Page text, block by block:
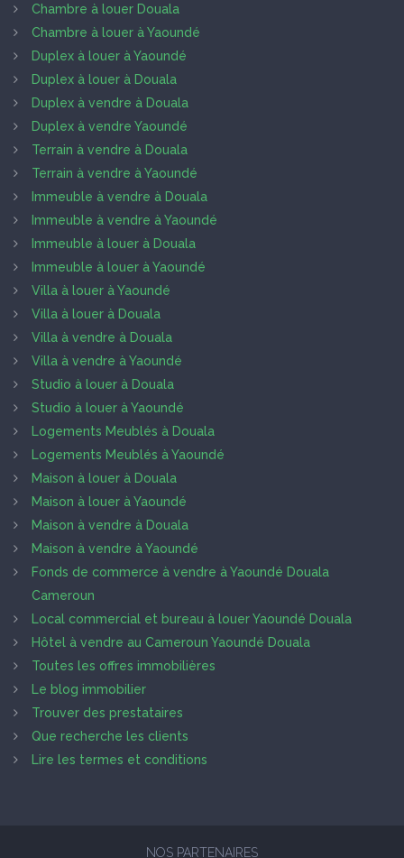
Chambre à louer Douala
Chambre à louer à Yaoundé
Duplex à louer à Yaoundé
Duplex à louer à Douala
Duplex à vendre à Douala
Duplex à vendre Yaoundé
Terrain à vendre à Douala
Terrain à vendre à Yaoundé
Immeuble à vendre à Douala
Immeuble à vendre à Yaoundé
Immeuble à louer à Douala
Immeuble à louer à Yaoundé
Villa à louer à Yaoundé
Villa à louer à Douala
Villa à vendre à Douala
Villa à vendre à Yaoundé
Studio à louer à Douala
Studio à louer à Yaoundé
Logements Meublés à Douala
Logements Meublés à Yaoundé
Maison à louer à Douala
Maison à louer à Yaoundé
Maison à vendre à Douala
Maison à vendre à Yaoundé
Fonds de commerce à vendre à Yaoundé Douala
Cameroun
Local commercial et bureau à louer Yaoundé Douala
Hôtel à vendre au Cameroun Yaoundé Douala
Toutes les offres immobilières
Le blog immobilier
Trouver des prestataires
Que recherche les clients
Lire les termes et conditions
NOS PARTENAIRES